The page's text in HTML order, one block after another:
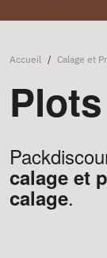
Accueil / Calage et
calage et
calage.